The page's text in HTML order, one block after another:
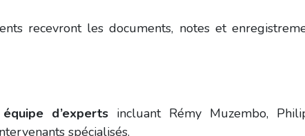
recevront les documents, notes et
équipe d’experts incluant Rémy Muzembo,
spécialisés.